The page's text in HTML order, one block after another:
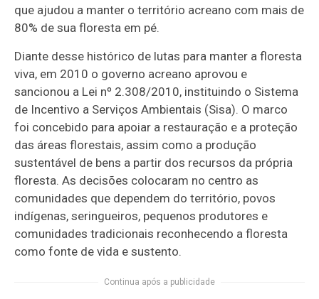
que ajudou a manter o território acreano com mais de
80% de sua floresta em pé.
Diante desse histórico de lutas para manter a floresta
viva, em 2010 o governo acreano aprovou e
sancionou a Lei nº 2.308/2010, instituindo o Sistema
de Incentivo a Serviços Ambientais (Sisa). O marco
foi concebido para apoiar a restauração e a proteção
das áreas florestais, assim como a produção
sustentável de bens a partir dos recursos da própria
floresta. As decisões colocaram no centro as
comunidades que dependem do território, povos
indígenas, seringueiros, pequenos produtores e
comunidades tradicionais reconhecendo a floresta
como fonte de vida e sustento.
Continua após a publicidade